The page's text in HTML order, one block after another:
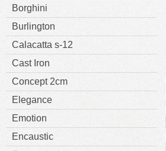
Borghini
Burlington
Calacatta s-12
Cast Iron
Concept 2cm
Elegance
Emotion
Encaustic